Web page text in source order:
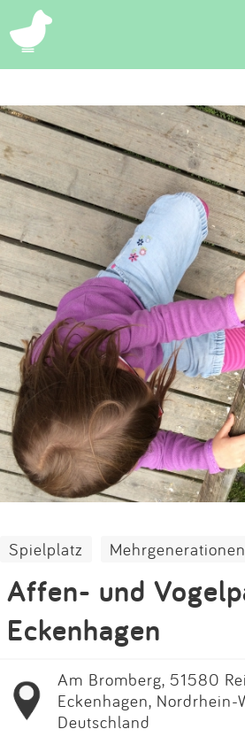
Suchen
App
Blog
Partner
Kontakt
Spielplatz Mehrgenerationen
Affen- und
Eckenhagen
Am Bromberg, 51580
Eckenhagen, Nordrhein-
Deutschland